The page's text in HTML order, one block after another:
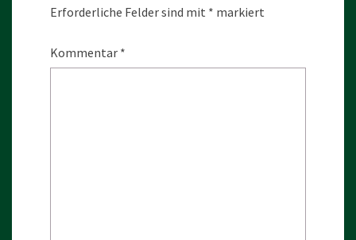
Erforderliche Felder sind mit * markiert
Kommentar *